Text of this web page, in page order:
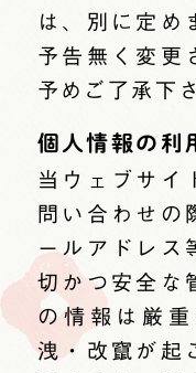
は、別に定め
予告無く変更
予めご了承下
個人情報の利
当ウェブサイ
問い合わせの
ールアドレス
切かつ安全な
の情報は厳
洩・改竄が起